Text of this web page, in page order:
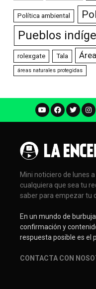
Política ambiental
Pueblos
rolexgate Tala
áreas naturales protegidas
Mini noticiero de lunes
cualquiera que sea tu
saber para empezar tu
En un mundo de
confirmación y
respuesta posible es el
CONTACTA CON